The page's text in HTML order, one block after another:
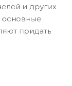
и других
основные
придать